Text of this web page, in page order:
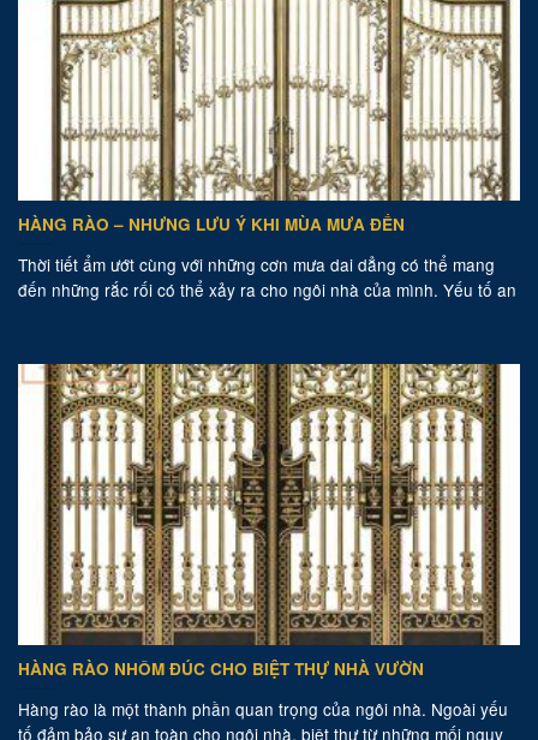
HÀNG RÀO – NHƯNG LƯU Ý KHI MÙA MƯA ĐẾN
Thời tiết ẩm ướt cùng với những cơn mưa dai dẳng có thể mang
đến những rắc rối có thể xảy ra cho ngôi nhà của mình. Yếu tố an
HÀNG RÀO NHÔM ĐÚC CHO BIỆT THỰ NHÀ VƯỜN
Hàng rào là một thành phần quan trọng của ngôi nhà. Ngoài yếu
tố đảm bảo sự an toàn cho ngôi nhà, biệt thự từ những mối nguy